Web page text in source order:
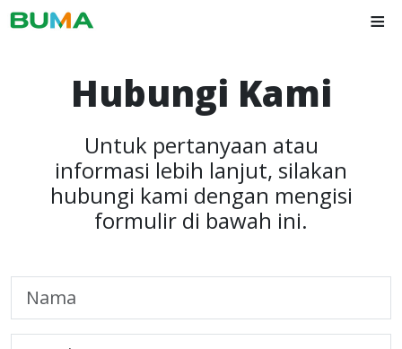
≡
Hubungi Kami
Untuk pertanyaan atau
informasi lebih lanjut, silakan
hubungi kami dengan mengisi
formulir di bawah ini.